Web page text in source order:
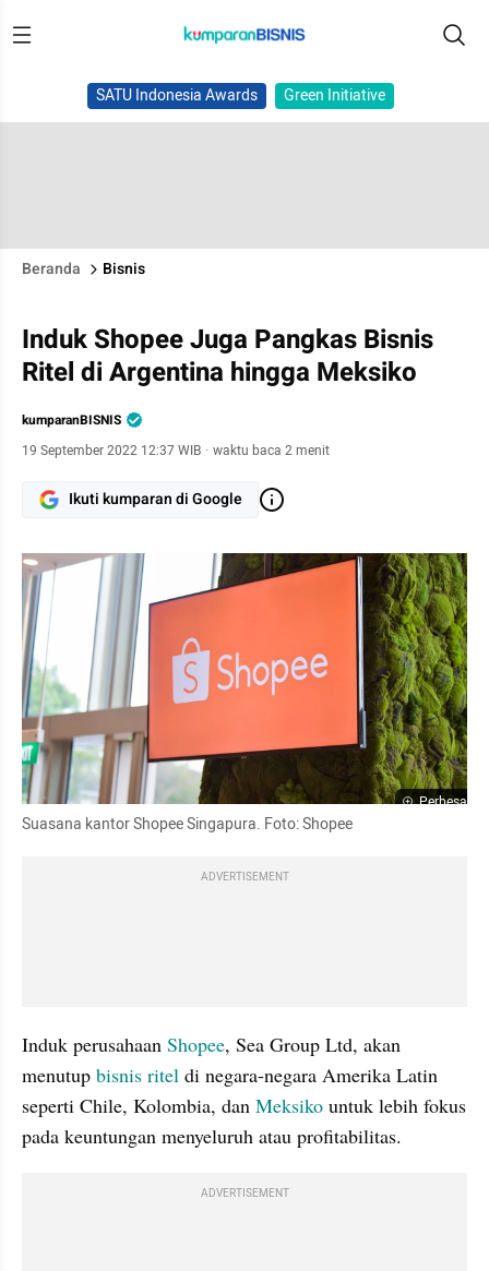
SATU Indonesia Awards Green Initiative
Beranda Bisnis
Induk Shopee Juga Pangkas Bisnis
Ritel di Argentina hingga Meksiko
kumparanBISNIS
19 September 2022 12:37 WIB · waktu baca 2 menit
Ikuti kumparan di Google
Perbesar
Suasana kantor Shopee Singapura. Foto: Shopee
ADVERTISEMENT
Induk perusahaan Shopee, Sea Group Ltd, akan
menutup bisnis ritel di negara-negara Amerika Latin
seperti Chile, Kolombia, dan Meksiko untuk lebih fokus
pada keuntungan menyeluruh atau profitabilitas.
ADVERTISEMENT